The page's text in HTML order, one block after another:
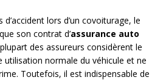
lors d’un covoiturage, le
son contrat d’assurance auto
des assureurs considèrent le
normale du véhicule et ne
Toutefois, il est indispensable de